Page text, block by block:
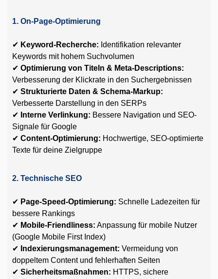
1. On-Page-Optimierung
✔ Keyword-Recherche: Identifikation relevanter
Keywords mit hohem Suchvolumen
✔ Optimierung von Titeln & Meta-Descriptions:
Verbesserung der Klickrate in den Suchergebnissen
✔ Strukturierte Daten & Schema-Markup:
Verbesserte Darstellung in den SERPs
✔ Interne Verlinkung: Bessere Navigation und SEO-
Signale für Google
✔ Content-Optimierung: Hochwertige, SEO-optimierte
Texte für deine Zielgruppe
2. Technische SEO
✔ Page-Speed-Optimierung: Schnelle Ladezeiten für
bessere Rankings
✔ Mobile-Friendliness: Anpassung für mobile Nutzer
(Google Mobile First Index)
✔ Indexierungsmanagement: Vermeidung von
doppeltem Content und fehlerhaften Seiten
✔ Sicherheitsmaßnahmen: HTTPS, sichere